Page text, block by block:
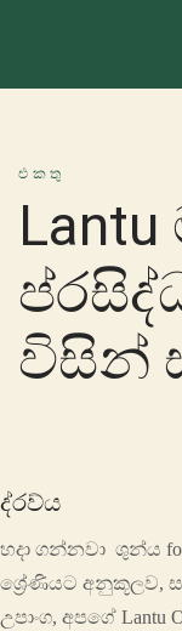
එකතු
Lantu
විසින්
ද්රව්ය
හදා ගන්නවා ශුන්ය
ශ්‍රේණියට අනුකූලව,
උපාංග, අපගේ Lantu